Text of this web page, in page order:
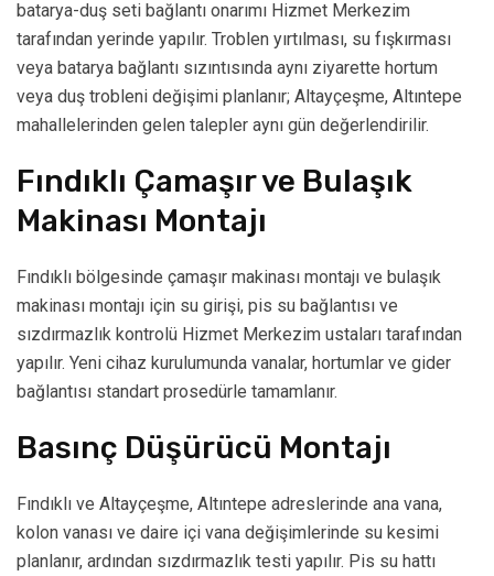
batarya-duş seti bağlantı onarımı Hizmet Merkezim
tarafından yerinde yapılır. Troblen yırtılması, su fışkırması
veya batarya bağlantı sızıntısında aynı ziyarette hortum
veya duş trobleni değişimi planlanır; Altayçeşme, Altıntepe
mahallelerinden gelen talepler aynı gün değerlendirilir.
Fındıklı Çamaşır ve Bulaşık
Makinası Montajı
Fındıklı bölgesinde çamaşır makinası montajı ve bulaşık
makinası montajı için su girişi, pis su bağlantısı ve
sızdırmazlık kontrolü Hizmet Merkezim ustaları tarafından
yapılır. Yeni cihaz kurulumunda vanalar, hortumlar ve gider
bağlantısı standart prosedürle tamamlanır.
Basınç Düşürücü Montajı
Fındıklı ve Altayçeşme, Altıntepe adreslerinde ana vana,
kolon vanası ve daire içi vana değişimlerinde su kesimi
planlanır, ardından sızdırmazlık testi yapılır. Pis su hattı